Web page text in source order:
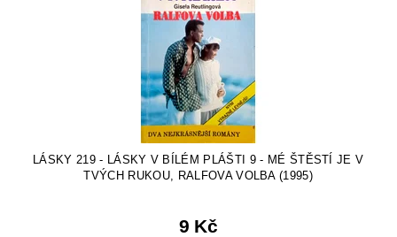
LÁSKY 219 - LÁSKY V BÍLÉM PLÁŠTI 9 - MÉ ŠTĚSTÍ JE V
TVÝCH RUKOU, RALFOVA VOLBA (1995)
9 Kč